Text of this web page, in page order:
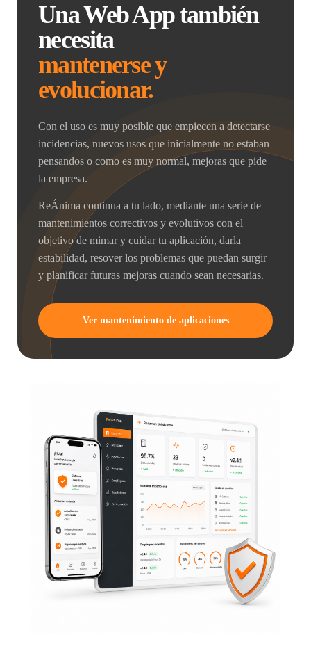
Una Web App también
necesita
mantenerse y
evolucionar.
Con el uso es muy posible que empiecen a detectarse
incidencias, nuevos usos que inicialmente no estaban
pensandos o como es muy normal, mejoras que pide
la empresa.
ReÁnima continua a tu lado, mediante una serie de
mantenimientos correctivos y evolutivos con el
objetivo de mimar y cuidar tu aplicación, darla
estabilidad, resover los problemas que puedan surgir
y planificar futuras mejoras cuando sean necesarias.
Ver mantenimiento de aplicaciones